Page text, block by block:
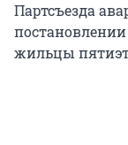
Партсъезда
жильцы